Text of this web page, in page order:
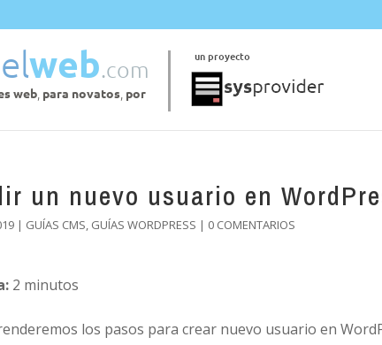
un nuevo usuario en
| GUÍAS CMS, GUÍAS WORDPRESS | 0 COMENTARIOS
2 minutos
los pasos para crear nuevo usuario en